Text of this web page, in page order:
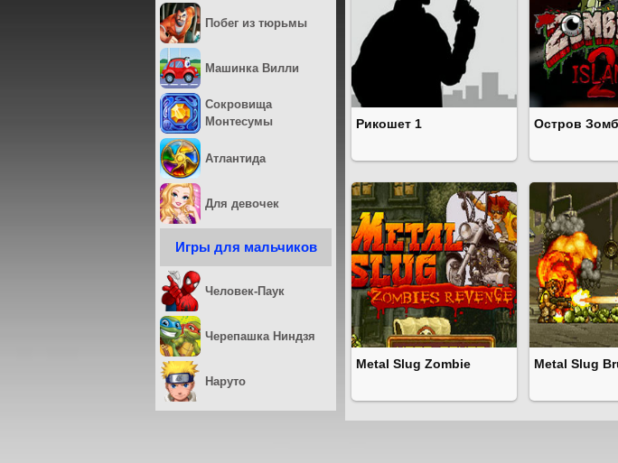
Рикошет 1 Остров
Metal Slug Zombie Metal Slug
Побег из тюрьмы
Машинка Вилли
Сокровища
Монтесумы
Атлантида
Для девочек
Игры для мальчиков
Человек-Паук
Черепашка Ниндзя
Наруто